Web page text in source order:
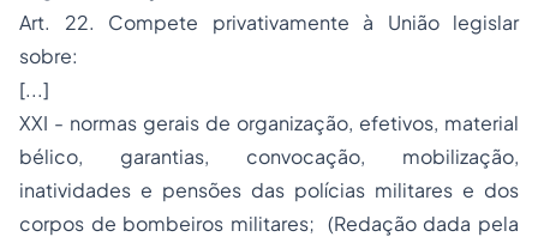
Art. 22. Compete privativamente à União legislar
sobre:
[...]
XXI - normas gerais de organização, efetivos, material
bélico, garantias, convocação, mobilização,
inatividades e pensões das polícias militares e dos
corpos de bombeiros militares; (Redação dada pela